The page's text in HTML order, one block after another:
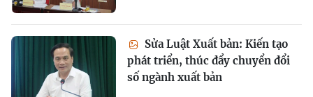
Sửa Luật Xuất bản: Kiến tạo
phát triển, thúc đẩy chuyển đổi
số ngành xuất bản